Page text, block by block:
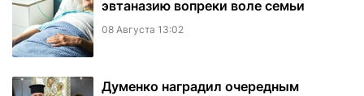
эвтаназию вопреки воле семьи
08 Августа 13:02
Думенко наградил очередным